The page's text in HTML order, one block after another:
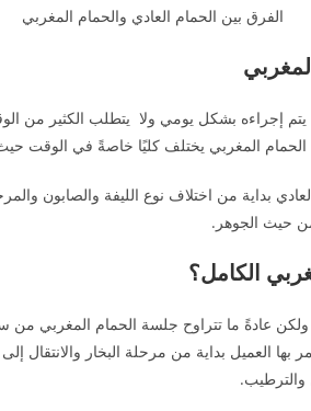
إجراءه بشكل يومي ولا يتطلب الكثير من
الحمام المغربي يختلف كليًا خاصةً في
بداية من اختلاف نوع الليفة والصابون
حيث الجوهر.
الكامل؟
عادةً ما تتراوح جلسة الحمام المغربي من
العميل بداية من مرحلة البخار والانتقال
والترطيب.